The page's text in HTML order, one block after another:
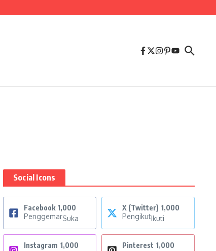
Social Icons
Facebook 1,000
PenggemarSuka
X (Twitter) 1,000
PengikutIkuti
Instagram 1,000
Pinterest 1,000